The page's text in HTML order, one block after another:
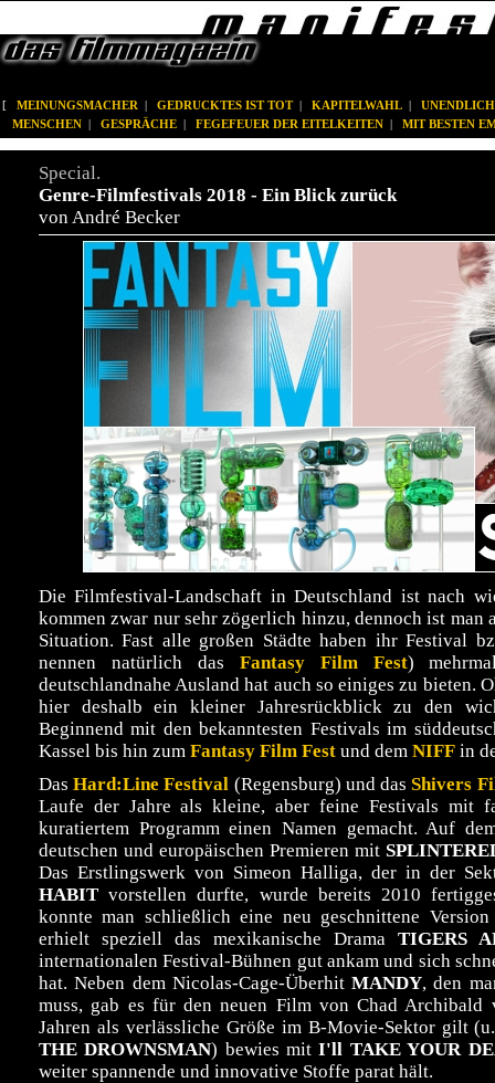
[ MEINUNGSMACHER | GEDRUCKTES IST TOT| KAPITELWAHL |
MENSCHEN | GESPRÄCHE | FEGEFEUER DER EITELKEITEN | MIT BESTEN
Special.
Genre-Filmfestivals 2018 - Ein Blick zurück
von André Becker
Die Filmfestival-Landschaft in Deutschland ist nach
kommen zwar nur sehr zögerlich hinzu, dennoch ist
Situation. Fast alle großen Städte haben ihr Festival
nennen natürlich das Fantasy Film Fest)
deutschlandnahe Ausland hat auch so einiges zu bieten.
hier deshalb ein kleiner Jahresrückblick zu den
Beginnend mit den bekanntesten Festivals im
Kassel bis hin zum Fantasy Film Fest und dem NIFF in
DasHard:Line Festival (Regensburg) und das Shivers
Laufe der Jahre als kleine, aber feine Festivals mit
kuratiertem Programm einen Namen gemacht. Auf
deutschen und europäischen Premieren mit
Das Erstlingswerk von Simeon Halliga, der in der
HABIT vorstellen durfte, wurde bereits 2010
konnte man schließlich eine neu geschnittene
erhielt speziell das mexikanische Drama TIGERS
internationalen Festival-Bühnen gut ankam und sich
hat. Neben dem Nicolas-Cage-ÜberhitMANDY, den
muss, gab es für den neuen Film von Chad
Jahren als verlässliche Größe im B-Movie-Sektor gilt
THE DROWNSMAN) bewies mitI'll TAKE YOUR
weiter spannende und innovative Stoffe parat hält.